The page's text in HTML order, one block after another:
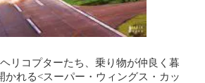
リコプターたち、乗り物が仲良く暮
かれる<スーパー・ウィングス・カッ